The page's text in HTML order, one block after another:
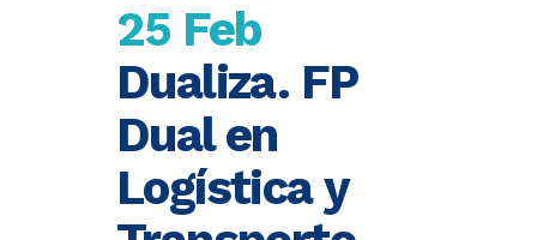
25 Feb
Dualiza. FP
Dual en
Logística y